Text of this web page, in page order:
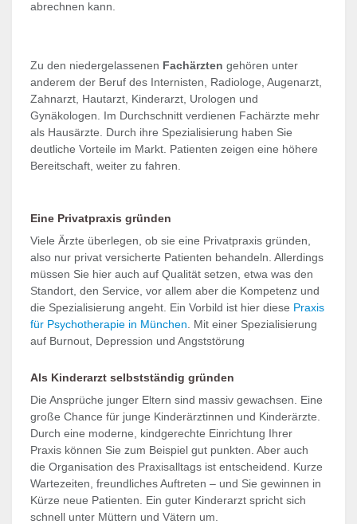
abrechnen kann.
Zu den niedergelassenen Fachärztengehören unter
anderem der Beruf des Internisten, Radiologe, Augenarzt,
Zahnarzt, Hautarzt, Kinderarzt, Urologen und
Gynäkologen. Im Durchschnitt verdienen Fachärzte mehr
als Hausärzte. Durch ihre Spezialisierung haben Sie
deutliche Vorteile im Markt. Patienten zeigen eine höhere
Bereitschaft, weiter zu fahren.
Eine Privatpraxis gründen
Viele Ärzte überlegen, ob sie eine Privatpraxis gründen,
also nur privat versicherte Patienten behandeln. Allerdings
müssen Sie hier auch auf Qualität setzen, etwa was den
Standort, den Service, vor allem aber die Kompetenz und
die Spezialisierung angeht. Ein Vorbild ist hier diese Praxis
für Psychotherapie in München . Mit einer Spezialisierung
auf Burnout, Depression und Angststörung
Als Kinderarzt selbstständig gründen
Die Ansprüche junger Eltern sind massiv gewachsen. Eine
große Chance für junge Kinderärztinnen und Kinderärzte.
Durch eine moderne, kindgerechte Einrichtung Ihrer
Praxis können Sie zum Beispiel gut punkten. Aber auch
die Organisation des Praxisalltags ist entscheidend. Kurze
Wartezeiten, freundliches Auftreten – und Sie gewinnen in
Kürze neue Patienten. Ein guter Kinderarzt spricht sich
schnell unter Müttern und Vätern um.